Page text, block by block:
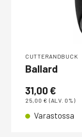
CUTTERANDBUCK
Ballard
31,00 €
25,00 € (ALV. 0%)
Varastossa